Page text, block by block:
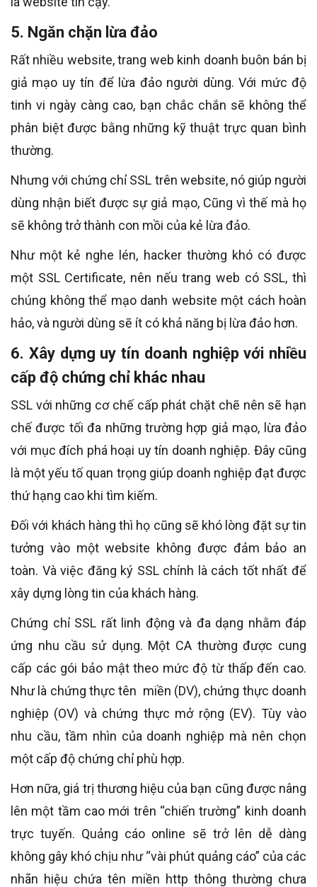
5. Ngăn chặn lừa đảo
Rất nhiều website, trang web kinh doanh buôn bán bị
giả mạo uy tín để lừa đảo người dùng. Với mức độ
tinh vi ngày càng cao, bạn chắc chắn sẽ không thể
phân biệt được bằng những kỹ thuật trực quan bình
thường.
Nhưng với chứng chỉ SSL trên website, nó giúp người
dùng nhận biết được sự giả mạo, Cũng vì thế mà họ
sẽ không trở thành con mồi của kẻ lừa đảo.
Như một kẻ nghe lén, hacker thường khó có được
một SSL Certificate, nên nếu trang web có SSL, thì
chúng không thể mạo danh website một cách hoàn
hảo, và người dùng sẽ ít có khả năng bị lừa đảo hơn.
6. Xây dựng uy tín doanh nghiệp với nhiều
cấp độ chứng chỉ khác nhau
SSL với những cơ chế cấp phát chặt chẽ nên sẽ hạn
chế được tối đa những trường hợp giả mạo, lừa đảo
với mục đích phá hoại uy tín doanh nghiệp. Đây cũng
là một yếu tố quan trọng giúp doanh nghiệp đạt được
thứ hạng cao khi tìm kiếm.
Đối với khách hàng thì họ cũng sẽ khó lòng đặt sự tin
tưởng vào một website không được đảm bảo an
toàn. Và việc đăng ký SSL chính là cách tốt nhất để
xây dựng lòng tin của khách hàng.
Chứng chỉ SSL rất linh động và đa dạng nhằm đáp
ứng nhu cầu sử dụng. Một CA thường được cung
cấp các gói bảo mật theo mức độ từ thấp đến cao.
Như là chứng thực tên miền (DV), chứng thực doanh
nghiệp (OV) và chứng thực mở rộng (EV). Tùy vào
nhu cầu, tầm nhìn của doanh nghiệp mà nên chọn
một cấp độ chứng chỉ phù hợp.
Hơn nữa, giá trị thương hiệu của bạn cũng được nâng
lên một tầm cao mới trên “chiến trường” kinh doanh
trực tuyến. Quảng cáo online sẽ trở lên dễ dàng
không gây khó chịu như “vài phút quảng cáo” của các
nhãn hiệu chứa tên miền http thông thường chưa